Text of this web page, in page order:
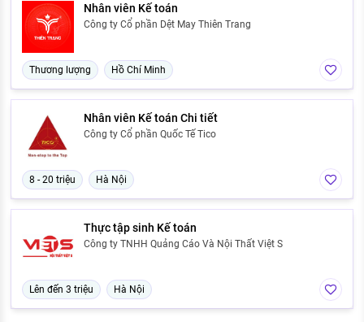
Nhân viên Kế toán
Công ty Cổ phần Dệt May Thiên Trang
Thương lượng Hồ Chí Minh
Nhân viên Kế toán Chi tiết
Công ty Cổ phần Quốc Tế Tico
8 - 20 triệu Hà Nội
Thực tập sinh Kế toán
Công ty TNHH Quảng Cáo Và Nội Thất Việt S
Lên đến 3 triệu Hà Nội